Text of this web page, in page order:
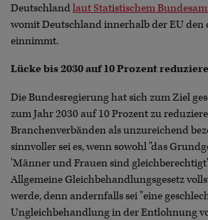
Deutschlandlaut Statistischem
womit Deutschland innerhalb der EU
einnimmt.
Lücke bis 2030 auf 10 Prozent
Die Bundesregierung hat sich zum Ziel
zum Jahr 2030 auf 10 Prozent zu
Branchenverbänden als unzureichend
sinnvoller sei es, wenn sowohl "das
'Männer und Frauen sind
Allgemeine Gleichbehandlungsgesetz
werde, denn andernfalls sei "eine
Ungleichbehandlung in der Entlohnung